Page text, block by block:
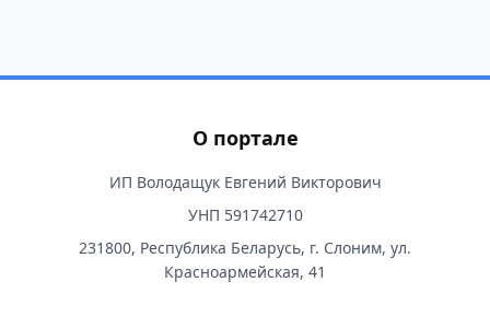
О портале
ИП Володащук Евгений Викторович
УНП 591742710
231800, Республика Беларусь, г. Слоним, ул.
Красноармейская, 41